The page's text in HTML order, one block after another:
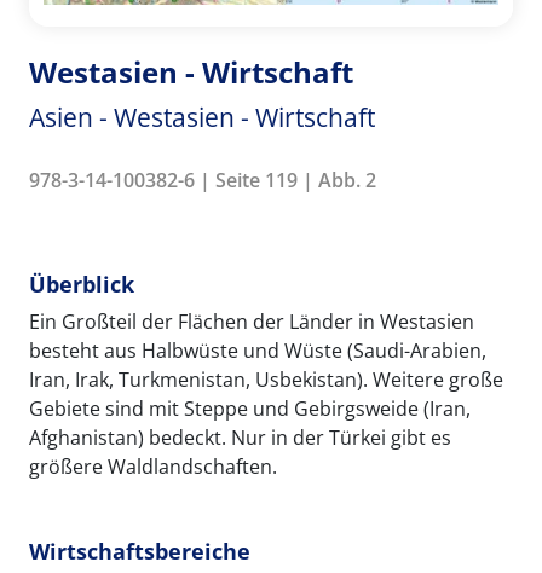
Westasien - Wirtschaft
Asien - Westasien - Wirtschaft
978-3-14-100382-6 | Seite 119 | Abb. 2
Überblick
Ein Großteil der Flächen der Länder in Westasien
besteht aus Halbwüste und Wüste (Saudi-Arabien,
Iran, Irak, Turkmenistan, Usbekistan). Weitere große
Gebiete sind mit Steppe und Gebirgsweide (Iran,
Afghanistan) bedeckt. Nur in der Türkei gibt es
größere Waldlandschaften.
Wirtschaftsbereiche